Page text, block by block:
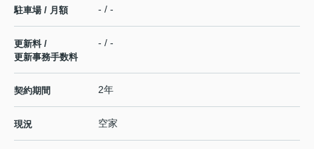
駐車場 / 月額 - / -
更新料 /
更新事務手数料
- / -
契約期間 2年
現況 空家